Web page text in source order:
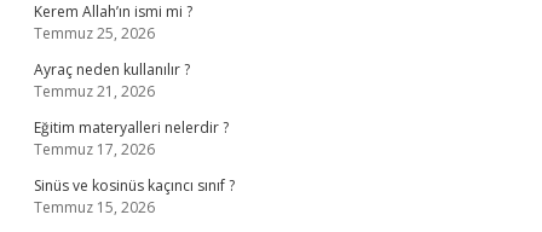
Kerem Allah’ın ismi mi ?
Temmuz 25, 2026
Ayraç neden kullanılır ?
Temmuz 21, 2026
Eğitim materyalleri nelerdir ?
Temmuz 17, 2026
Sinüs ve kosinüs kaçıncı sınıf ?
Temmuz 15, 2026